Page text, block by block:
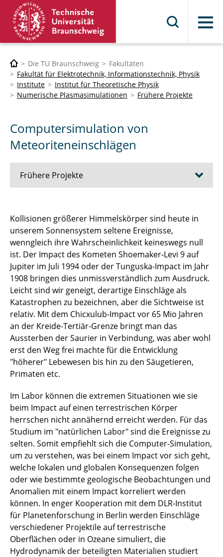
Menü
Die TU Braunschweig
Fakultäten
Fakultät für Elektrotechnik, Informationstechnik, Physik
Institute
Institut für Theoretische Physik
Numerische Plasmasimulationen
Frühere Projekte
Computersimulation von
Meteoriteneinschlägen
Frühere Projekte
Sonnenwind-Kometen- Wechselwirkung
Plasma-Umgebung von Mars und Venus
Merkur
Computersimulation von
Meteoriteneinschlägen
Nichtgleichgewichts-Systeme
Signalanalyse
Ionen-Triebwerk
Mass loading
Plasmadynamik in Staubwolken
Multi-Ionen-Stosswellen
Titan in der Magnetosphäre des Saturn
Kollisionen größerer Himmelskörper sind heute in
unserem Sonnensystem seltene Ereignisse,
wenngleich ihre Wahrscheinlichkeit keineswegs null
ist. Der Impact des Kometen Shoemaker-Levi 9 auf
Jupiter im Juli 1994 oder der Tunguska-Impact im Jahr
1908 bringen dies unmissverständlich zum Ausdruck.
Leicht sind wir geneigt, derartige Einschläge als
Katastrophen zu bezeichnen, aber die Sichtweise ist
relativ. Mit dem Chicxulub-Impact vor 65 Mio Jahren
an der Kreide-Tertiär-Grenze bringt man das
Aussterben der Saurier in Verbindung, was aber wohl
erst den Weg frei machte für die Entwicklung
"höherer" Lebewesen bis hin zu den Säugetieren,
Primaten etc.
Im Labor können die extremen Situationen wie sie
beim Impact auf einen terrestrischen Körper
herrschen nicht annähernd erreicht werden. Für das
Studium im "natürlichen Labor" sind die Ereignisse zu
selten. Somit empfiehlt sich die Computer-Simulation,
um zu verstehen, was bei einem Impact vor sich geht,
welche lokalen und globalen Konsequenzen folgen
oder wie bestimmte geologische Beobachtungen und
Anomalien mit einem Impact korreliert werden
können. In enger Kooperation mit dem DLR-Institut
für Planetenforschung in Berlin werden Einschläge
verschiedener Projektile auf terrestrische
Oberflächen oder in Ozeane simuliert, die
Hydrodynamik der beteiligten Materialien studiert